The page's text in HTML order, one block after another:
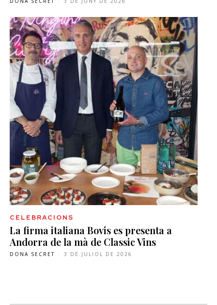
CELEBRACIONS
La firma italiana Bovis es presenta a
Andorra de la mà de Classic Vins
DONA SECRET - 3 DE JULIOL DE 2026